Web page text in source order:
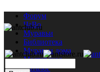
Форум
ЧаВо
Муравьи
Библиотека
Муравьи дома
Мастерская
Каталог